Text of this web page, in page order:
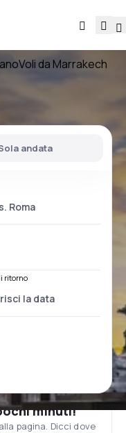
Voli da Marrakech
andata
ritorno
minuti!
pagina. Dicci dove